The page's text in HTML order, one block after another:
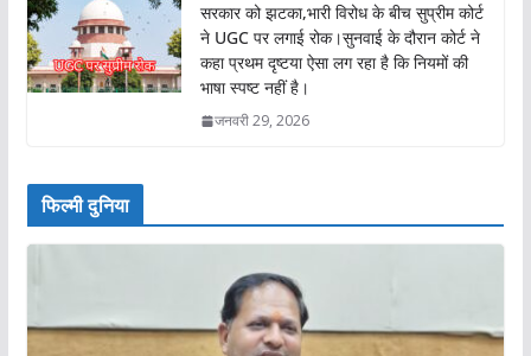
सरकार को झटका,भारी विरोध के बीच सुप्रीम कोर्ट
ने UGC पर लगाई रोक।सुनवाई के दौरान कोर्ट ने
कहा प्रथम दृष्टया ऐसा लग रहा है कि नियमों की
भाषा स्पष्ट नहीं है।
जनवरी 29, 2026
फिल्मी दुनिया